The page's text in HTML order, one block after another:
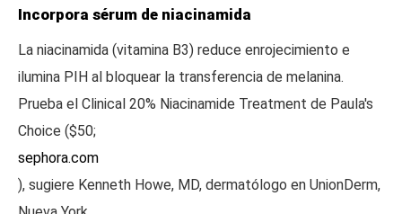
Incorpora sérum de niacinamida
La niacinamida (vitamina B3) reduce enrojecimiento e
ilumina PIH al bloquear la transferencia de melanina.
Prueba el Clinical 20% Niacinamide Treatment de Paula's
Choice ($50;
sephora.com
), sugiere Kenneth Howe, MD, dermatólogo en UnionDerm,